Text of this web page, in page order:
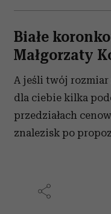
Białe
Małgorzaty
A jeśli twój rozmiar
dla ciebie kilka
przedziałach
znalezisk po